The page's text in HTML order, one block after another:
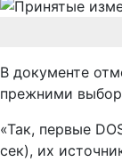
В документе
прежними
«Так, первые
сек), их